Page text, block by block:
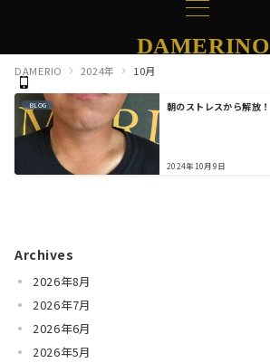
DAMERINO
DAMERIO 2024年 10月
BLOG 朝のストレスから解放！
2024年10月9日
Archives
2026年8月
2026年7月
2026年6月
2026年5月